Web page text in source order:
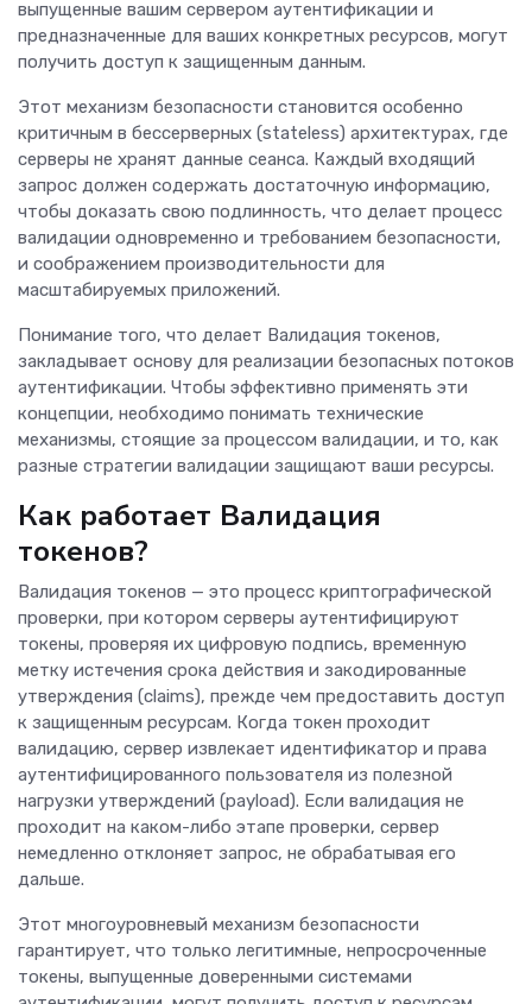
выпущенные вашим сервером аутентификации и
предназначенные для ваших конкретных ресурсов, могут
получить доступ к защищенным данным.
Этот механизм безопасности становится особенно
критичным в бессерверных (stateless) архитектурах, где
серверы не хранят данные сеанса. Каждый входящий
запрос должен содержать достаточную информацию,
чтобы доказать свою подлинность, что делает процесс
валидации одновременно и требованием безопасности,
и соображением производительности для
масштабируемых приложений.
Понимание того, что делает Валидация токенов,
закладывает основу для реализации безопасных потоков
аутентификации. Чтобы эффективно применять эти
концепции, необходимо понимать технические
механизмы, стоящие за процессом валидации, и то, как
разные стратегии валидации защищают ваши ресурсы.
Как работает Валидация
токенов?
Валидация токенов — это процесс криптографической
проверки, при котором серверы аутентифицируют
токены, проверяя их цифровую подпись, временную
метку истечения срока действия и закодированные
утверждения (claims), прежде чем предоставить доступ
к защищенным ресурсам. Когда токен проходит
валидацию, сервер извлекает идентификатор и права
аутентифицированного пользователя из полезной
нагрузки утверждений (payload). Если валидация не
проходит на каком-либо этапе проверки, сервер
немедленно отклоняет запрос, не обрабатывая его
дальше.
Этот многоуровневый механизм безопасности
гарантирует, что только легитимные, непросроченные
токены, выпущенные доверенными системами